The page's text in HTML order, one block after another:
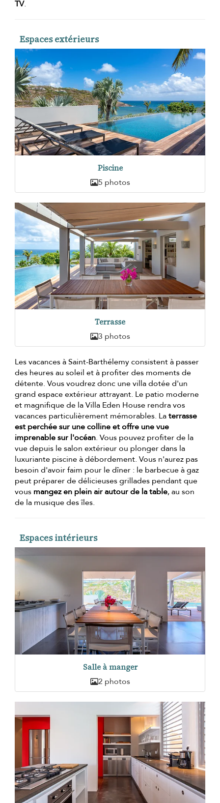
TV.
Espaces extérieurs
Piscine
5 photos
Terrasse
3 photos
Les vacances à Saint-Barthélemy consistent à passer
des heures au soleil et à profiter des moments de
détente. Vous voudrez donc une villa dotée d'un
grand espace extérieur attrayant. Le patio moderne
et magnifique de la Villa Eden House rendra vos
vacances particulièrement mémorables. Laterrasse
est perchée sur une colline et offre une vue
imprenable sur l'océan. Vous pouvez profiter de la
vue depuis le salon extérieur ou plonger dans la
luxuriante piscine à débordement. Vous n'aurez pas
besoin d'avoir faim pour le dîner : le barbecue à gaz
peut préparer de délicieuses grillades pendant que
vous mangez en plein air autour de la table, au son
de la musique des îles.
Espaces intérieurs
Salle à manger
2 photos